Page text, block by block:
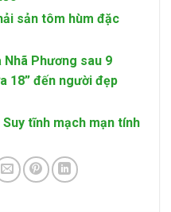
sản tôm hùm đặc
Nhã Phương sau 9
18” đến người đẹp
tĩnh mạch mạn tính